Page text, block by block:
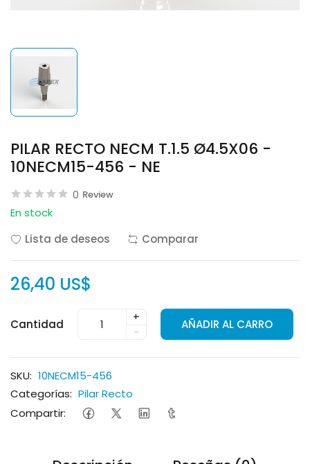
PILAR RECTO NECM T.1.5 Ø4.5X06 -
10NECM15-456 - NE
0 Review
En stock
Lista de deseos
Comparar
26,40 US$
Cantidad
+
-
AÑADIR AL CARRO
SKU: 10NECM15-456
Categorías: Pilar Recto
Compartir: